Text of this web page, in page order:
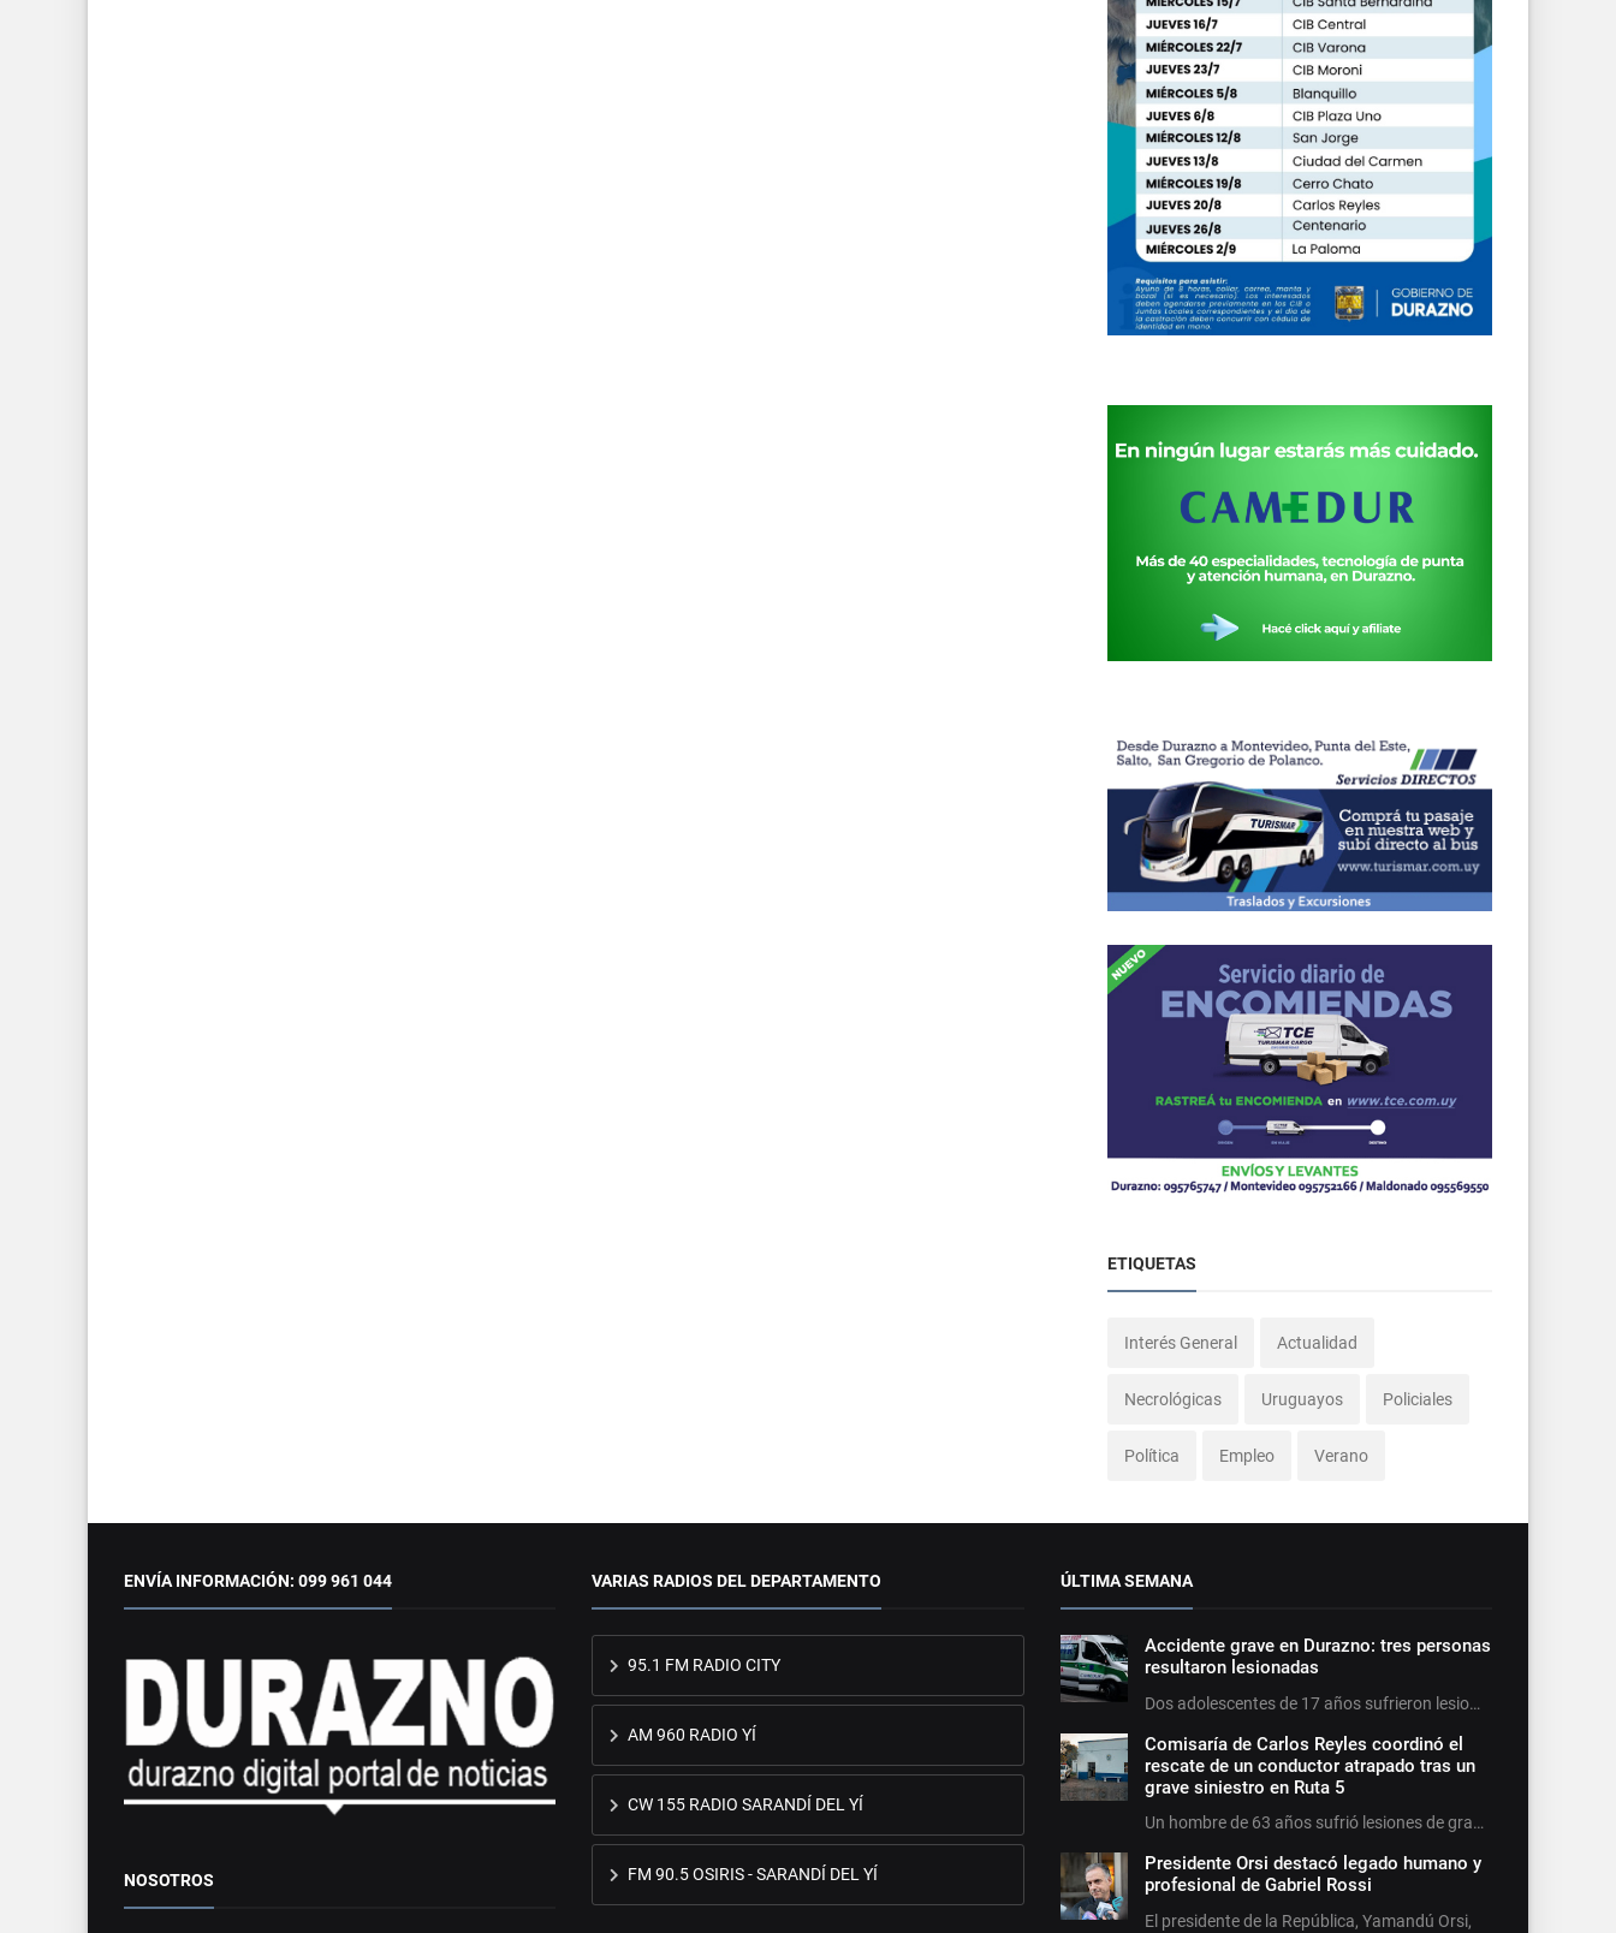
ETIQUETAS
Interés General Actualidad
Necrológicas Uruguayos Policiales
Política Empleo Verano
ENVÍA INFORMACIÓN: 099 961 044
NOSOTROS
VARIAS RADIOS DEL DEPARTAMENTO
95.1 FM RADIO CITY
AM 960 RADIO YÍ
CW 155 RADIO SARANDÍ DEL YÍ
FM 90.5 OSIRIS - SARANDÍ DEL YÍ
ÚLTIMA SEMANA
Accidente grave en Durazno: tres personas
resultaron lesionadas
Dos adolescentes de 17 años sufrieron lesio…
Comisaría de Carlos Reyles coordinó el
rescate de un conductor atrapado tras un
grave siniestro en Ruta 5
Un hombre de 63 años sufrió lesiones de gra…
Presidente Orsi destacó legado humano y
profesional de Gabriel Rossi
El presidente de la República, Yamandú Orsi,